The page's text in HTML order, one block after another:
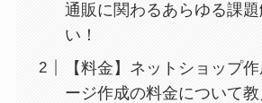
通販に関わるあらゆる課
い！
【料金】ネットショップ
ージ作成の料金について教